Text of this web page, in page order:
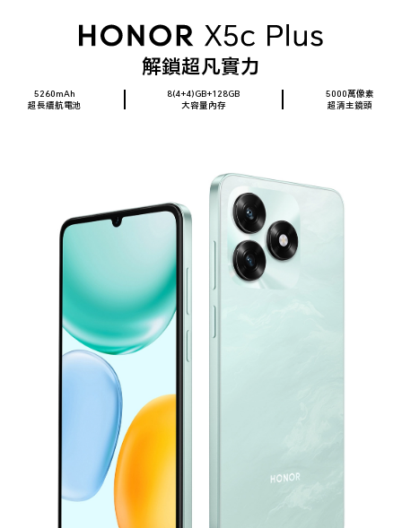
解鎖超凡實力
5260mAh
超長續航電池
8(4+4)GB+128GB
大容量內存
5000萬像素
超清主鏡頭